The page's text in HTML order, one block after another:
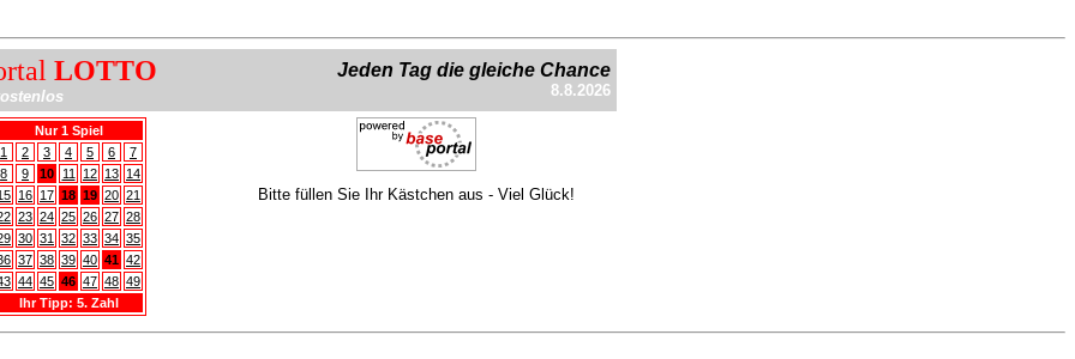
LOTTO Jeden Tag die gleiche Chance
8.8.2026
Nur 1 Spiel
1
2 3 4 5 6
7
8
9 10 11 12 13 14
16 17 18 19 20 21
23 24 25 26 27 28
30 31 32 33 34 35
37 38 39 40 41 42
44 45 46 47 48 49
Ihr Tipp: 5. Zahl
Bitte füllen Sie Ihr Kästchen aus - Viel Glück!